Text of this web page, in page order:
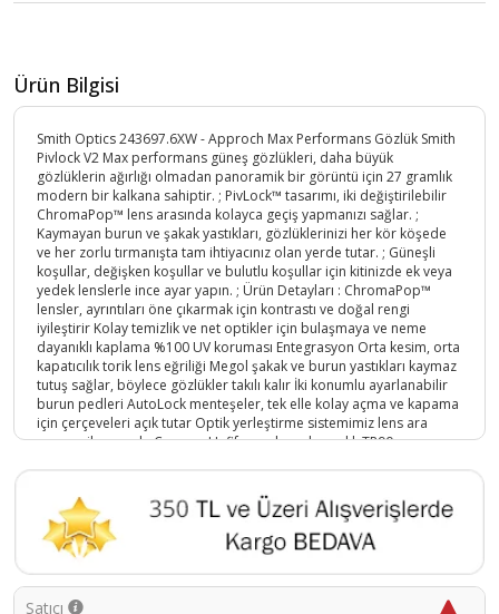
Ürün Bilgisi
Smith Optics 243697.6XW - Approch Max Performans Gözlük Smith
Pivlock V2 Max performans güneş gözlükleri, daha büyük
gözlüklerin ağırlığı olmadan panoramik bir görüntü için 27 gramlık
modern bir kalkana sahiptir. ; PivLock™ tasarımı, iki değiştirilebilir
ChromaPop™ lens arasında kolayca geçiş yapmanızı sağlar. ;
Kaymayan burun ve şakak yastıkları, gözlüklerinizi her kör köşede
ve her zorlu tırmanışta tam ihtiyacınız olan yerde tutar. ; Güneşli
koşullar, değişken koşullar ve bulutlu koşullar için kitinizde ek veya
yedek lenslerle ince ayar yapın. ; Ürün Detayları : ChromaPop™
lensler, ayrıntıları öne çıkarmak için kontrastı ve doğal rengi
iyileştirir Kolay temizlik ve net optikler için bulaşmaya ve neme
dayanıklı kaplama %100 UV koruması Entegrasyon Orta kesim, orta
kapatıcılık torik lens eğriliği Megol şakak ve burun yastıkları kaymaz
tutuş sağlar, böylece gözlükler takılı kalır İki konumlu ayarlanabilir
burun pedleri AutoLock menteşeler, tek elle kolay açma ve kapama
için çerçeveleri açık tutar Optik yerleştirme sistemimiz lens ara
parçası ile uyumlu Çerçeve Hafif, esnek ve dayanıklı TR90 çerçeve
Koruma çantası;
Ürün Kodu :
5161-758636101058
Satıcı